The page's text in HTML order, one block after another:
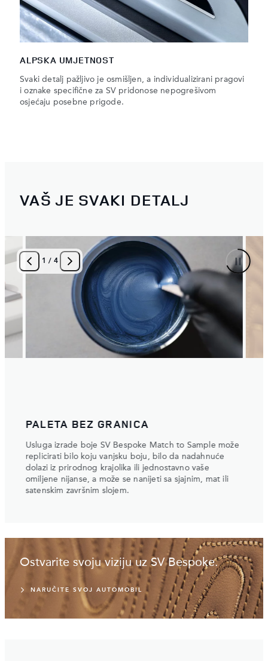
ALPSKA UMJETNOST
Svaki detalj pažljivo je osmišljen, a individualizirani pragovi
i oznake specifične za SV pridonose nepogrešivom
osjećaju posebne prigode.
VAŠ JE SVAKI DETALJ
PALETA BEZ GRANICA
Usluga izrade boje SV Bespoke Match to Sample može
replicirati bilo koju vanjsku boju, bilo da nadahnuće
dolazi iz prirodnog krajolika ili jednostavno vaše
omiljene nijanse, a može se nanijeti sa sjajnim, mat ili
satenskim završnim slojem.
1 / 4
Ostvarite svoju viziju uz SV Bespoke.
NARUČITE SVOJ AUTOMOBIL